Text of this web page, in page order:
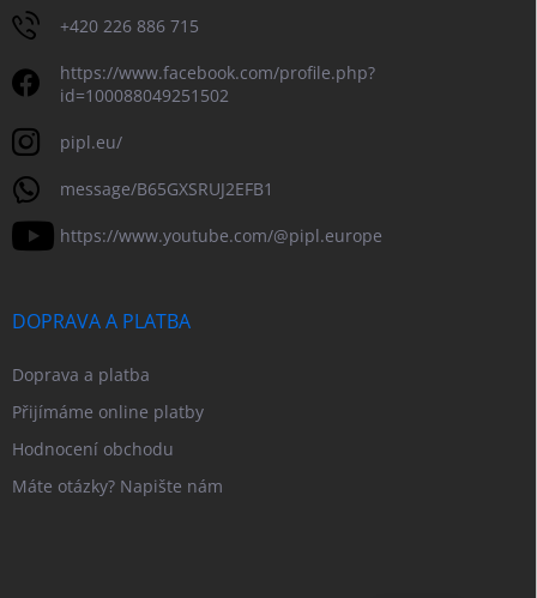
+420 226 886 715
https://www.facebook.com/profile.php?
id=100088049251502
pipl.eu/
message/B65GXSRUJ2EFB1
https://www.youtube.com/@pipl.europe
DOPRAVA A PLATBA
Doprava a platba
Přijímáme online platby
Hodnocení obchodu
Máte otázky? Napište nám